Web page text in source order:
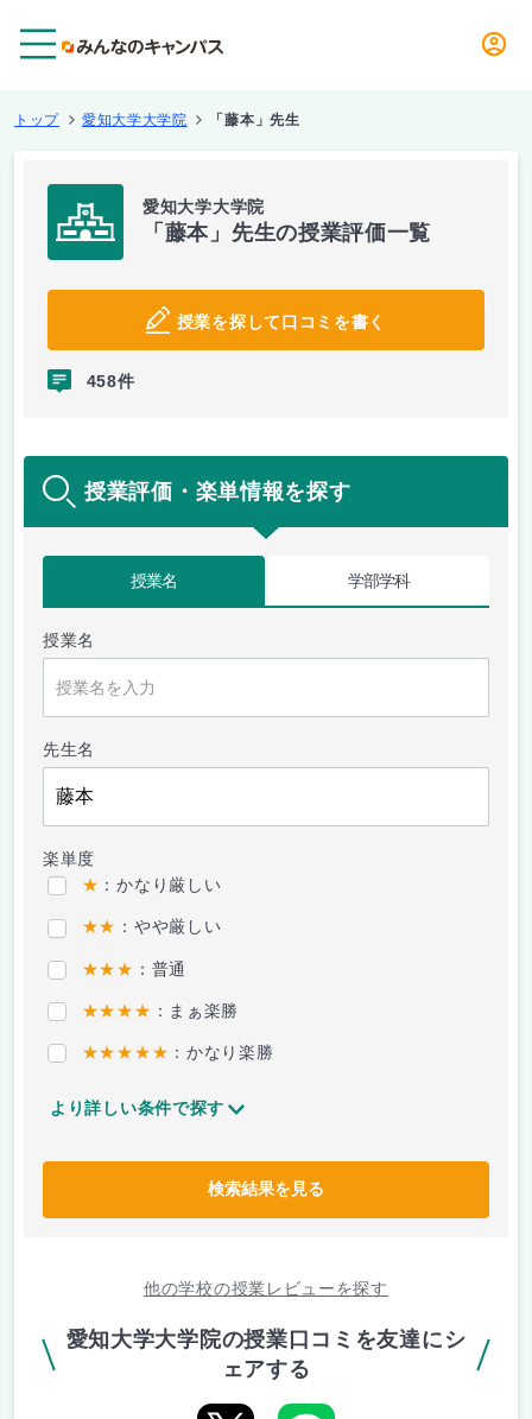
トップ 愛知大学大学院 「藤本」先生
愛知大学大学院
「藤本」先生の授業評価一覧
授業を探して口コミを書く
458件
授業評価・楽単情報を探す
授業名 学部学科
授業名
先生名
楽単度
★ ：かなり厳しい
★★ ：やや厳しい
★★★ ：普通
★★★★ ：まぁ楽勝
★★★★★ ：かなり楽勝
より詳しい条件で探す
検索結果を見る
他の学校の授業レビューを探す
愛知大学大学院の授業口コミを友達にシ
ェアする